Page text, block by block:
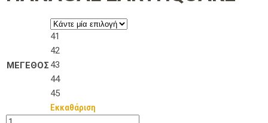
ΜΕΓΕΘΟΣ
41
42
43
44
45
Εκκαθάριση